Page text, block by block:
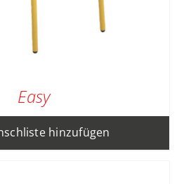
Easy
hinzufügen